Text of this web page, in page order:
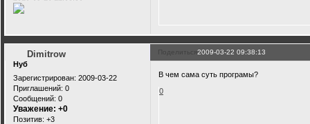
Поделиться2009-03-22 09:38:13
Dimitrow
Нуб
Зарегистрирован: 2009-03-22
Приглашений: 0
Сообщений: 0
Уважение: +0
Позитив: +3
В чем сама суть програмы?
0